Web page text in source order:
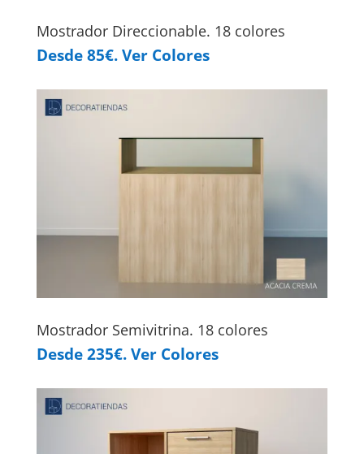
Mostrador Direccionable. 18 colores
Desde 85€. Ver Colores
Mostrador Semivitrina. 18 colores
Desde 235€. Ver Colores